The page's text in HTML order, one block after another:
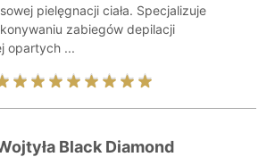
pielęgnacji ciała. Specjalizuje
zabiegów depilacji
opartych ...
Black Diamond